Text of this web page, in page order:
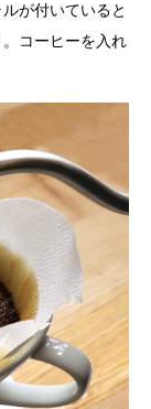
が付いていると
コーヒーを入れ